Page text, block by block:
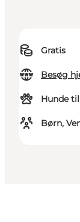
Gratis
Besøg
Hunde
Børn,